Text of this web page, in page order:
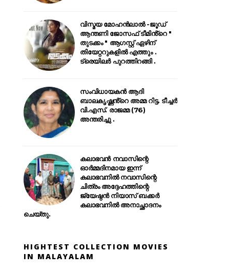
വിസ്മയ മോഹൻലാൽ -ജൂഡ്
ആന്തണി ജോസഫ് ടീമിൻ്റെ "
തുടക്കം " ആഗസ്റ്റ് ഏഴിന്
തിയേറ്ററുകളിൽ എത്തും .
ട്രെയിലർ പുറത്തിറങ്ങി .
സംവിധായകൻ ആദി
ബാലകൃഷ്ണൻ്റെ അമ്മ റിട്ട. ടീച്ചർ
വി.എസ്. രാജമ്മ (76)
അന്തരിച്ചു .
കലാഭവൻ നവാസിന്റെ
ഓർമ്മദിനമായ ഇന്ന്
കലാഭവനിൽ നവാസിന്റെ
ചിത്രം അദ്ദേഹത്തിന്റെ
ജ്യേഷ്ഠൻ നിയാസ് ബക്കർ
കലാഭവനിൽ അനാച്ഛാദനം
ചെയ്തു.
HIGHTEST COLLECTION MOVIES
IN MALAYALAM